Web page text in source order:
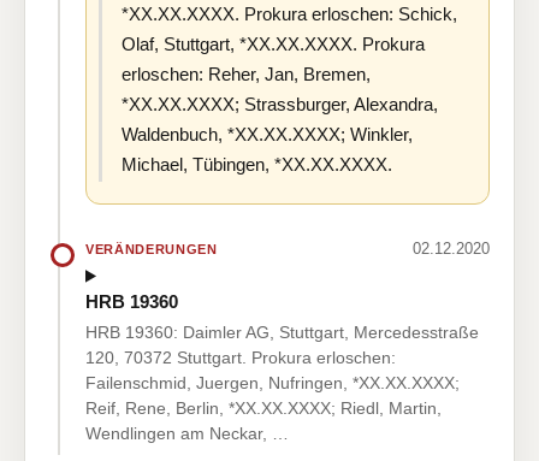
*XX.XX.XXXX. Prokura erloschen: Schick,
Olaf, Stuttgart, *XX.XX.XXXX. Prokura
erloschen: Reher, Jan, Bremen,
*XX.XX.XXXX; Strassburger, Alexandra,
Waldenbuch, *XX.XX.XXXX; Winkler,
Michael, Tübingen, *XX.XX.XXXX.
VERÄNDERUNGEN 02.12.2020
HRB 19360
HRB 19360: Daimler AG, Stuttgart, Mercedesstraße
120, 70372 Stuttgart. Prokura erloschen:
Failenschmid, Juergen, Nufringen, *XX.XX.XXXX;
Reif, Rene, Berlin, *XX.XX.XXXX; Riedl, Martin,
Wendlingen am Neckar, …